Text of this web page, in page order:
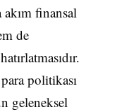
finansal
de
politikası
geleneksel